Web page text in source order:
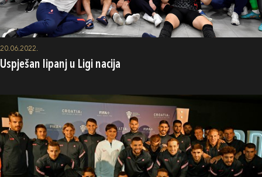
20.06.2022.
Uspješan lipanj u Ligi nacija